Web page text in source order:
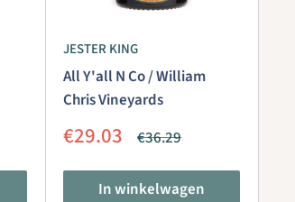
JESTER KING
All Y'all N Co / William
Chris Vineyards
Aanbiedingsprijs
€29.03 Normale
€36.29
In winkelwagen